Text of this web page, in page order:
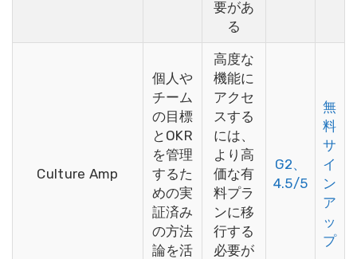
要があ
る
Culture Amp
個人や
チーム
の目標
とOKR
を管理
するた
めの実
証済み
の方法
論を活
高度な
機能に
アクセ
スする
には、
より高
価な有
料プラ
ンに移
行する
必要が
G2、
4.5/5
無
料
サ
イ
ン
ア
ッ
プ